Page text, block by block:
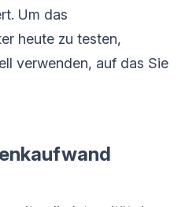
Um das
heute zu testen,
verwenden, auf das Sie